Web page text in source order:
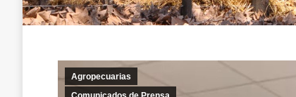
Agropecuarias